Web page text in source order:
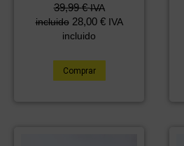
39,99€ IVA
incluido 28,00 € IVA
incluido
Comprar